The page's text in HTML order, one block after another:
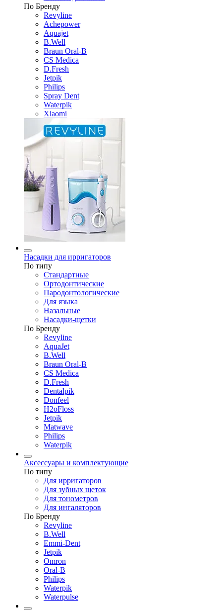
По Бренду
Revyline
Achepower
Aquajet
B.Well
Braun Oral-B
CS Medica
D.Fresh
Jetpik
Philips
Spray Dent
Waterpik
Xiaomi
Насадки для ирригаторов
По типу
Стандартные
Ортодонтические
Пародонтологические
Для языка
Назальные
Насадки-щетки
По Бренду
Revyline
AquaJet
B.Well
Braun Oral-B
CS Medica
D.Fresh
Dentalpik
Donfeel
H2oFloss
Jetpik
Matwave
Philips
Waterpik
Аксессуары и комплектующие
По типу
Для ирригаторов
Для зубных щеток
Для тонометров
Для ингаляторов
По Бренду
Revyline
B.Well
Emmi-Dent
Jetpik
Omron
Oral-B
Philips
Waterpik
Waterpulse